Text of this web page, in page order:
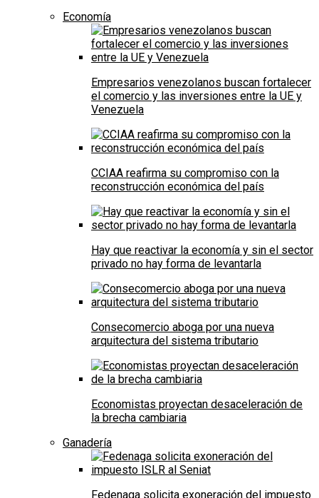
Economía
Empresarios venezolanos buscan fortalecer
el comercio y las inversiones entre la UE y
Venezuela
CCIAA reafirma su compromiso con la
reconstrucción económica del país
Hay que reactivar la economía y sin el sector
privado no hay forma de levantarla
Consecomercio aboga por una nueva
arquitectura del sistema tributario
Economistas proyectan desaceleración de
la brecha cambiaria
Ganadería
Fedenaga solicita exoneración del impuesto